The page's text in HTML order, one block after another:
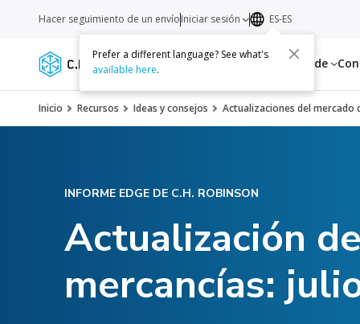
Servicios Recursos Acerca de
Hacer seguimiento de un envíoIniciar sesión ES-ES
Prefer a different language? See what's
available here.
Inicio Recursos Ideas y consejos Actualizaciones del mercado
INFORME EDGE DE C.H. ROBINSON
Actualización
mercancías: